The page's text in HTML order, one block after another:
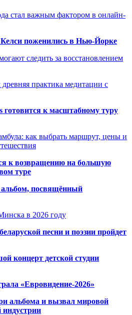
стал важным фактором в онлайн-
поженились в Нью-Йорке
следить за восстановлением
практика медитации с
готовится к масштабному туру
как выбрать маршрут, цены и
к возвращению на большую
туре
посвящённый
в 2026 году
песни и поэзии пройдет
концерт детской студии
«Евровидение-2026»
альбома и вызвал мировой
индустрии